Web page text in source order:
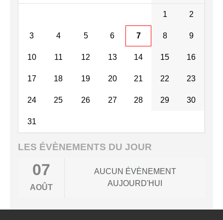
1 2
3 4 5 6 7 8 9
10 11 12 13 14 15 16
17 18 19 20 21 22 23
24 25 26 27 28 29 30
31
LES ÉVÈNEMENTS DU JOUR
07
AOÛT
AUCUN ÉVÈNEMENT
AUJOURD'HUI